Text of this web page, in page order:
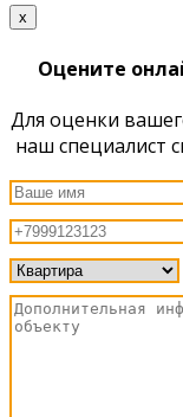
x
Оцените
Для оценки
наш специалист